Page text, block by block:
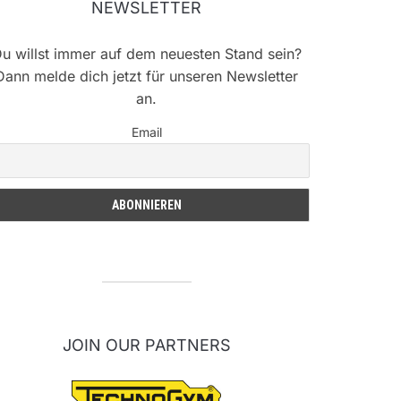
NEWSLETTER
willst immer auf dem neuesten Stand sein?
melde dich jetzt für unseren Newsletter
an.
Email
JOIN OUR PARTNERS